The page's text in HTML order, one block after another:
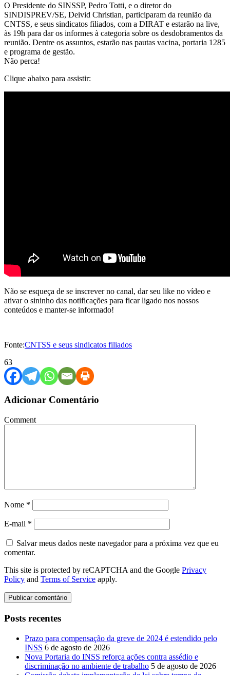
O Presidente do SINSSP, Pedro Totti, e o diretor do
SINDISPREV/SE, Deivid Christian, participaram da reunião da
CNTSS, e seus sindicatos filiados, com a DIRAT e estarão na live,
às 19h para dar os informes à categoria sobre os desdobramentos da
reunião. Dentre os assuntos, estarão nas pautas vacina, portaria 1285
e programa de gestão.
Não perca!
Clique abaixo para assistir:
Não se esqueça de se inscrever no canal, dar seu like no vídeo e
ativar o sininho das notificações para ficar ligado nos nossos
conteúdos e manter-se informado!
Fonte:CNTSS e seus sindicatos filiados
63
Adicionar Comentário
Comment
Nome *
E-mail *
Salvar meus dados neste navegador para a próxima vez que eu
comentar.
This site is protected by reCAPTCHA and the Google Privacy
Policy and Terms of Service apply.
Posts recentes
Prazo para compensação da greve de 2024 é estendido pelo
INSS 6 de agosto de 2026
Nova Portaria do INSS reforça ações contra assédio e
discriminação no ambiente de trabalho 5 de agosto de 2026